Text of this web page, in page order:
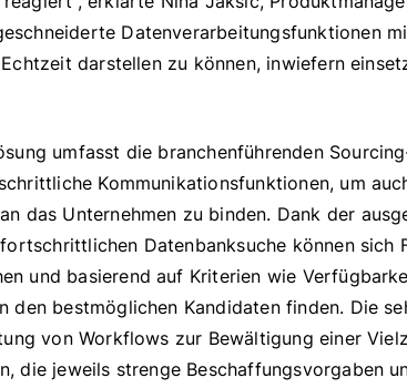
Datenverarbeitungsfunktionen
darstellen zu können, inwiefern
umfasst die branchenführenden
Kommunikationsfunktionen, um
das Unternehmen zu binden. Dank der
Datenbanksuche können sich
und basierend auf Kriterien wie
den bestmöglichen Kandidaten finden. Die
von Workflows zur Bewältigung einer
die jeweils strenge Beschaffungsvorgaben